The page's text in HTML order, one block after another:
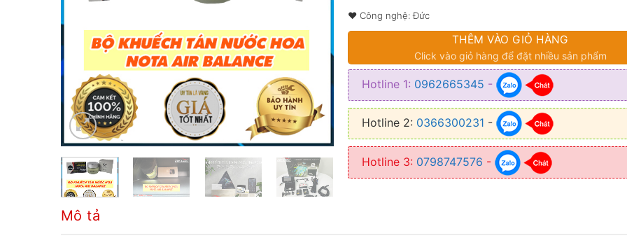
❤ Công nghệ: Đức
❤ Dung tích: 30ml
❤ Thời gian sử dụng: 4 – 5 tháng
THÊM VÀO GIỎ HÀNG
Click vào giỏ hàng để đặt nhiều sản phẩm
Hotline 1: 0962665345 -
Hotline 2: 0366300231 -
Hotline 3: 0798747576 -
Mô tả